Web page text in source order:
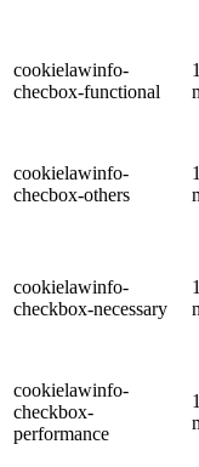
cookielawinfo-
checbox-functional
cookielawinfo-
checbox-others
cookielawinfo-
checkbox-necessary
cookielawinfo-
checkbox-
performance